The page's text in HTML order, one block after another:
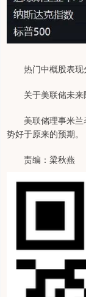
热门中概股表现
关于美联储未来
美联储理事米兰
势好于原来的预期。
责编：梁秋燕